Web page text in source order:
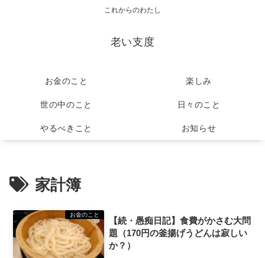
これからのわたし
老い支度
お金のこと 楽しみ
世の中のこと 日々のこと
やるべきこと お知らせ
家計簿
お金のこと
【続・愚痴日記】食費がかさむ大問
題（170円の釜揚げうどんは寂しい
か？）